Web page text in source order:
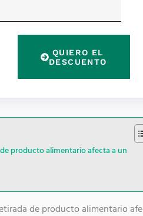
QUIERO EL
DESCUENTO
producto alimentario afecta a un
de producto alimentario